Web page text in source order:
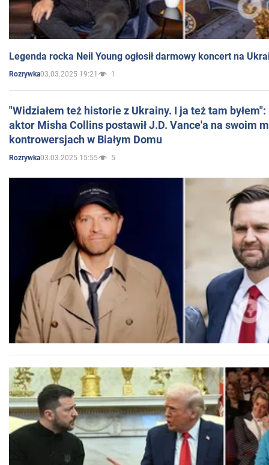
Legenda rocka Neil Young ogłosił darmowy koncert na
Rozrywka03.03.2025 19:21 1
"Widziałem też historie z Ukrainy. I ja też tam
aktor Misha Collins postawił J.D. Vance'a na swoim
kontrowersjach w Białym Domu
Rozrywka03.03.2025 15:55 5